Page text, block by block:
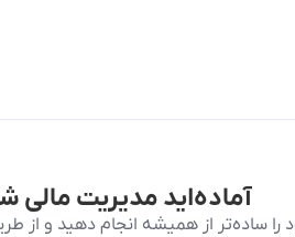
آماده‌اید مدیریت
را ساده‌تر از همیشه انجام دهید و